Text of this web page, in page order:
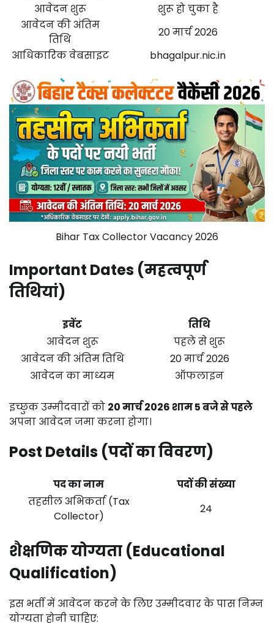
आवेदन शुरू
शुरू हो चुका है
आवेदन की अंतिम
तिथि
20 मार्च 2026
आधिकारिक वेबसाइट
bhagalpur.nic.in
Bihar Tax Collector Vacancy 2026
Important Dates (महत्वपूर्ण
तिथियां)
इवेंट
तिथि
आवेदन शुरू
पहले से शुरू
आवेदन की अंतिम तिथि
20 मार्च 2026
आवेदन का माध्यम
ऑफलाइन
इच्छुक उम्मीदवारों को 20 मार्च 2026 शाम 5 बजे से पहले
अपना आवेदन जमा करना होगा।
Post Details (पदों का विवरण)
पद का नाम
पदों की संख्या
तहसील अभिकर्ता (Tax
Collector)
24
शैक्षणिक योग्यता (Educational
Qualification)
इस भर्ती में आवेदन करने के लिए उम्मीदवार के पास निम्न
योग्यता होनी चाहिए: